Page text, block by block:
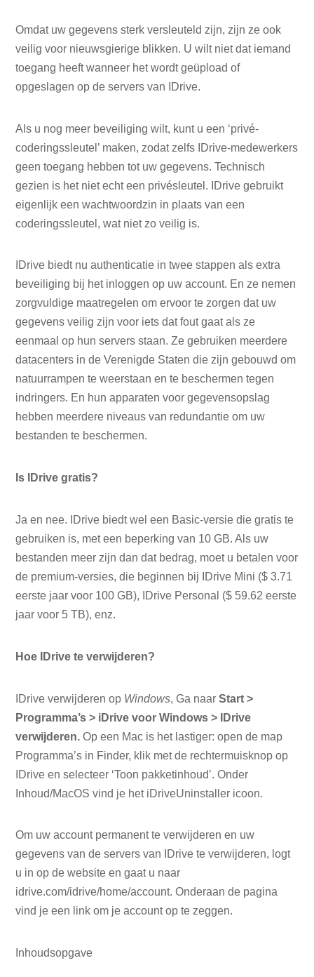
Omdat uw gegevens sterk versleuteld zijn, zijn ze ook
veilig voor nieuwsgierige blikken. U wilt niet dat iemand
toegang heeft wanneer het wordt geüpload of
opgeslagen op de servers van IDrive.
Als u nog meer beveiliging wilt, kunt u een ‘privé-
coderingssleutel’ maken, zodat zelfs IDrive-medewerkers
geen toegang hebben tot uw gegevens. Technisch
gezien is het niet echt een privésleutel. IDrive gebruikt
eigenlijk een wachtwoordzin in plaats van een
coderingssleutel, wat niet zo veilig is.
IDrive biedt nu authenticatie in twee stappen als extra
beveiliging bij het inloggen op uw account. En ze nemen
zorgvuldige maatregelen om ervoor te zorgen dat uw
gegevens veilig zijn voor iets dat fout gaat als ze
eenmaal op hun servers staan. Ze gebruiken meerdere
datacenters in de Verenigde Staten die zijn gebouwd om
natuurrampen te weerstaan ​​en te beschermen tegen
indringers. En hun apparaten voor gegevensopslag
hebben meerdere niveaus van redundantie om uw
bestanden te beschermen.
Is IDrive gratis?
Ja en nee. IDrive biedt wel een Basic-versie die gratis te
gebruiken is, met een beperking van 10 GB. Als uw
bestanden meer zijn dan dat bedrag, moet u betalen voor
de premium-versies, die beginnen bij IDrive Mini ($ 3.71
eerste jaar voor 100 GB), IDrive Personal ($ 59.62 eerste
jaar voor 5 TB), enz.
Hoe IDrive te verwijderen?
IDrive verwijderen op Windows, Ga naarStart >
Programma’s > iDrive voor Windows > IDrive
verwijderen.Op een Mac is het lastiger: open de map
Programma’s in Finder, klik met de rechtermuisknop op
IDrive en selecteer ‘Toon pakketinhoud’. Onder
Inhoud/MacOS vind je het iDriveUninstaller icoon.
Om uw account permanent te verwijderen en uw
gegevens van de servers van IDrive te verwijderen, logt
u in op de website en gaat u naar
idrive.com/idrive/home/account. Onderaan de pagina
vind je een link om je account op te zeggen.
Inhoudsopgave